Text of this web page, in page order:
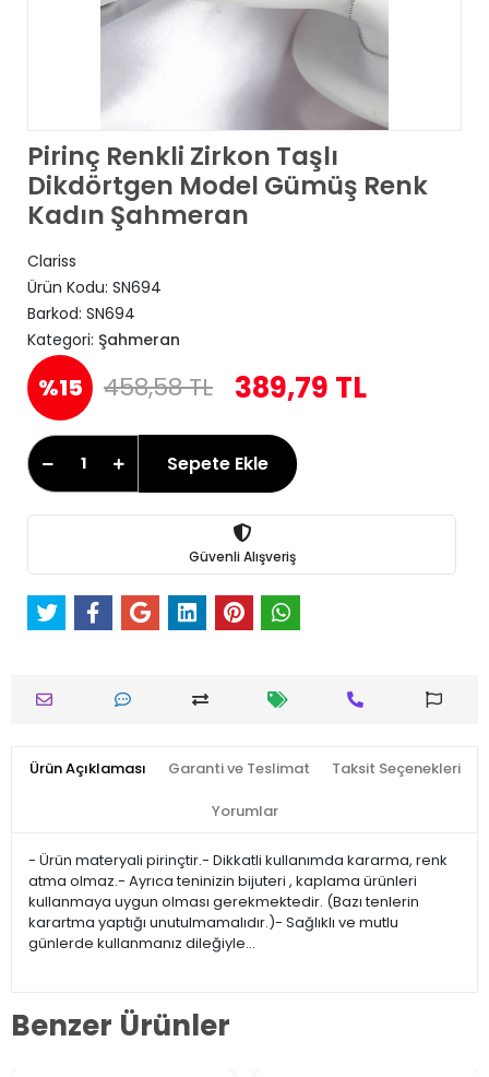
Pirinç Renkli Zirkon Taşlı
Dikdörtgen Model Gümüş Renk
Kadın Şahmeran
Clariss
Ürün Kodu: SN694
Barkod: SN694
Kategori: Şahmeran
%15 458,58 TL 389,79 TL
Sepete Ekle
Güvenli Alışveriş
Ürün Açıklaması Garanti ve Teslimat Taksit Seçenekleri
Yorumlar
- Ürün materyali pirinçtir.- Dikkatli kullanımda kararma, renk
atma olmaz.- Ayrıca teninizin bijuteri , kaplama ürünleri
kullanmaya uygun olması gerekmektedir. (Bazı tenlerin
karartma yaptığı unutulmamalıdır.)- Sağlıklı ve mutlu
günlerde kullanmanız dileğiyle…
Benzer Ürünler